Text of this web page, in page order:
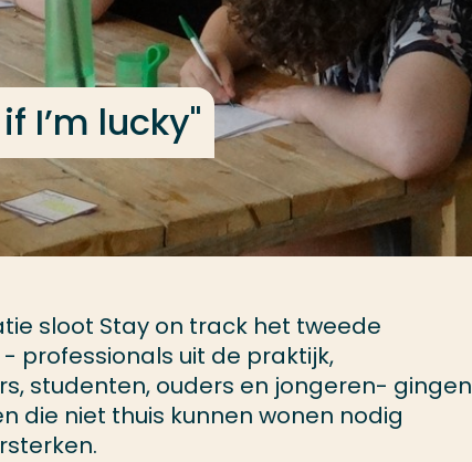
I’m lucky''
sloot Stay on track het tweede
professionals uit de praktijk,
studenten, ouders en jongeren- gingen
die niet thuis kunnen wonen nodig